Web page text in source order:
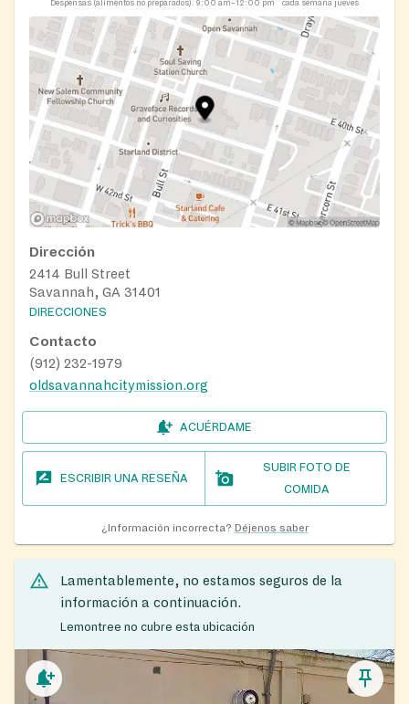
Despensas (alimentos no preparados): 9:00 am–12:00 pm cada semana jueves
Dirección
2414 Bull Street
Savannah, GA 31401
DIRECCIONES
Contacto
(912) 232-1979
oldsavannahcitymission.org
ACUÉRDAME
ESCRIBIR UNA RESEÑA
SUBIR FOTO DE
COMIDA
¿Información incorrecta? Déjenos saber
Lamentablemente, no estamos seguros de la
información a continuación.
Lemontree no cubre esta ubicación